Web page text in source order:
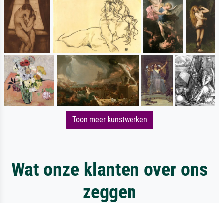
Toon meer kunstwerken
Wat onze klanten over ons
zeggen